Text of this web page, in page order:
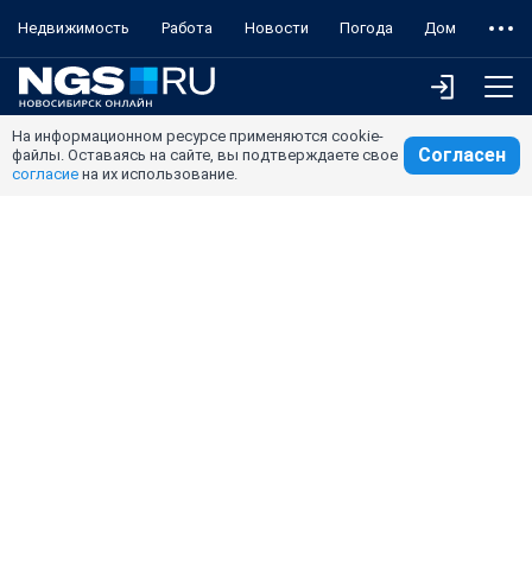
Недвижимость Работа Новости Погода Дом
На информационном ресурсе применяются cookie-
файлы. Оставаясь на сайте, вы подтверждаете свое
согласие на их использование.
Согласен